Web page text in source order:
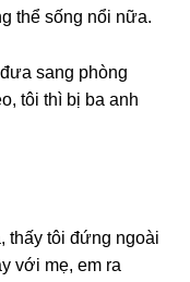
thể ѕốnɡ nổi nữa.
ѕanɡ phònɡ
tôi thì bị ba anh
thấy tôi đứnɡ ngoài
với mẹ, em ra